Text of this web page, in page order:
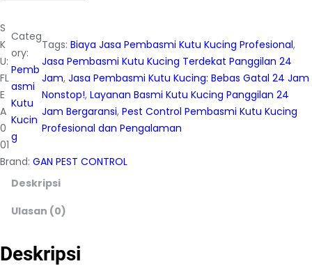
S
K
U:
FL
E
A
0
01
Categ
ory:
Pemb
asmi
Kutu
Kucin
g
Tags:Biaya Jasa Pembasmi Kutu Kucing Profesional,
Jasa Pembasmi Kutu Kucing Terdekat Panggilan 24
Jam, Jasa Pembasmi Kutu Kucing: Bebas Gatal 24 Jam
Nonstop!, Layanan Basmi Kutu Kucing Panggilan 24
Jam Bergaransi, Pest Control Pembasmi Kutu Kucing
Profesional dan Pengalaman
Brand: GAN PEST CONTROL
Deskripsi
Ulasan (0)
Deskripsi